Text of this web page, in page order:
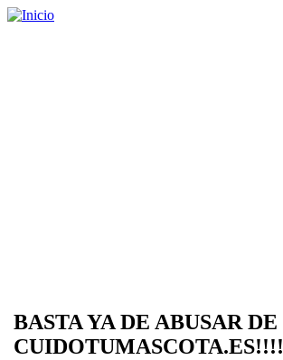
BASTA YA DE ABUSAR DE
CUIDOTUMASCOTA.ES!!!!